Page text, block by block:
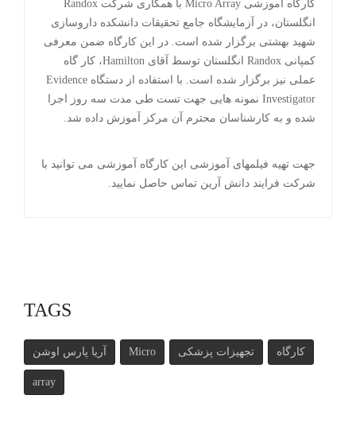
کارگاه آموزشی Micro Array با همکاری شرکت Randox
انگلستان، در آزمایشگاه جامع تحقیقات دانشکده داروسازی
شهید بهشتی برگزار شده است. در این کارگاه ضمن معرفی
کمپانی Randox انگلستان توسط آقای Hamilton، کار گاه
عملی نیز برگزار شده است. با استفاده از دستگاه Evidence
Investigator نمونه هایی جهت تست طی مدت سه روز اجرا
شده و به کارشناسان محترم آن مرکز آموزش داده شد.
جهت تهیه فیلمهای آموزشی این کارگاه آموزشی می توانید با
شرکت فرایند دانش آرین تماس حاصل نمایید.
TAGS
آریا پارس اوشن Micro تجهیزات پزشکی کارگاه
array